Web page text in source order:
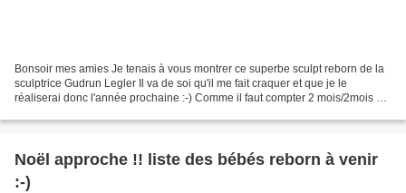
Bonsoir mes amies Je tenais à vous montrer ce superbe sculpt reborn de la
sculptrice Gudrun Legler Il va de soi qu'il me fait craquer et que je le
réaliserai donc l'année prochaine :-) Comme il faut compter 2 mois/2mois 1/2
Noël approche !! liste des bébés reborn à venir
:-)